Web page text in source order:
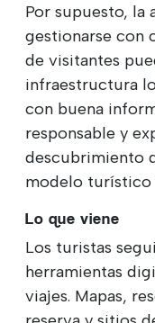
Por supuesto, la
gestionarse con
de visitantes
infraestructura
con buena
responsable y
descubrimiento
modelo turístico
Lo que viene
Los turistas
herramientas
viajes. Mapas,